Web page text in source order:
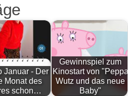
Januar - Der
Monat des
schon…
Gewinnspiel zum
Kinostart von "Peppa
Wutz und das neue
Baby"